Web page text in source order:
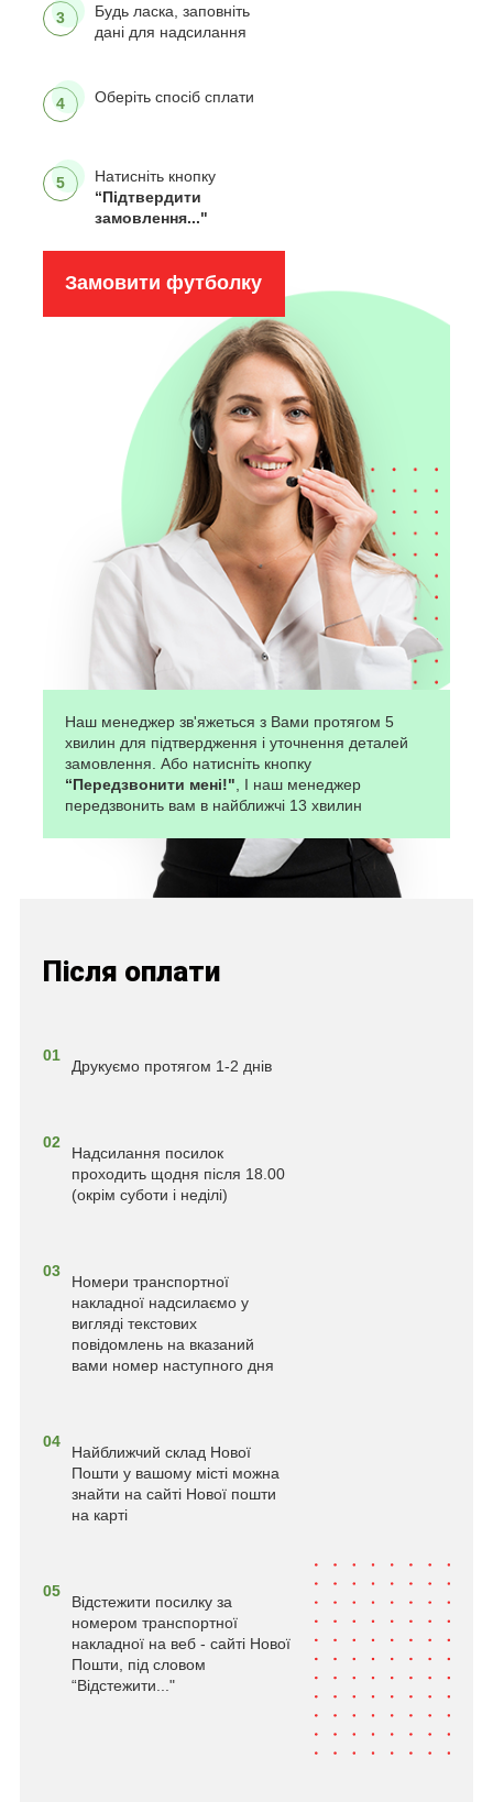
3
Будь ласка, заповніть
дані для надсилання
4 Оберіть спосіб сплати
5
Натисніть кнопку
“Підтвердити
замовлення..."
Замовити футболку
Наш менеджер зв'яжеться з Вами протягом 5
хвилин для підтвердження і уточнення деталей
замовлення. Або натисніть кнопку
“Передзвонити мені!", І наш менеджер
передзвонить вам в найближчі 13 хвилин
Після оплати
01
Друкуємо протягом 1-2 днів
02
Надсилання посилок
проходить щодня після 18.00
(окрім суботи і неділі)
03
Номери транспортної
накладної надсилаємо у
вигляді текстових
повідомлень на вказаний
вами номер наступного дня
04
Найближчий склад Нової
Пошти у вашому місті можна
знайти на сайті Нової пошти
на карті
05
Відстежити посилку за
номером транспортної
накладної на веб - сайті Нової
Пошти, під словом
“Відстежити..."